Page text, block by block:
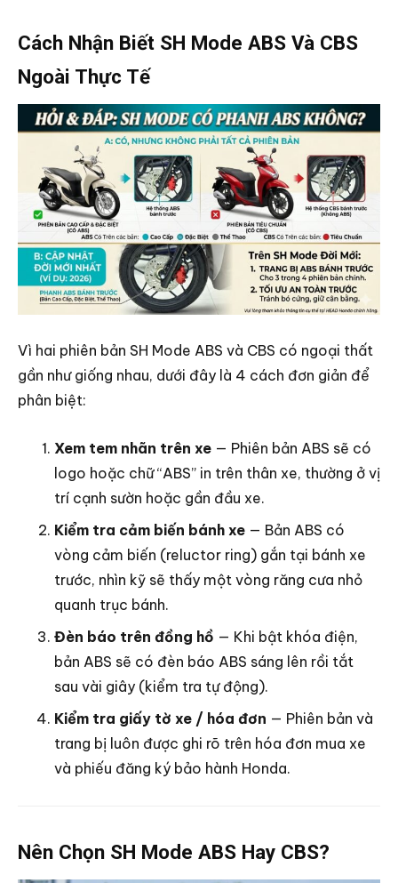
Cách Nhận Biết SH Mode ABS Và CBS
Ngoài Thực Tế
Vì hai phiên bản SH Mode ABS và CBS có ngoại thất
gần như giống nhau, dưới đây là 4 cách đơn giản để
phân biệt:
Xem tem nhãn trên xe — Phiên bản ABS sẽ có
logo hoặc chữ “ABS” in trên thân xe, thường ở vị
trí cạnh sườn hoặc gần đầu xe.
Kiểm tra cảm biến bánh xe — Bản ABS có
vòng cảm biến (reluctor ring) gắn tại bánh xe
trước, nhìn kỹ sẽ thấy một vòng răng cưa nhỏ
quanh trục bánh.
Đèn báo trên đồng hồ — Khi bật khóa điện,
bản ABS sẽ có đèn báo ABS sáng lên rồi tắt
sau vài giây (kiểm tra tự động).
Kiểm tra giấy tờ xe / hóa đơn — Phiên bản và
trang bị luôn được ghi rõ trên hóa đơn mua xe
và phiếu đăng ký bảo hành Honda.
Nên Chọn SH Mode ABS Hay CBS?